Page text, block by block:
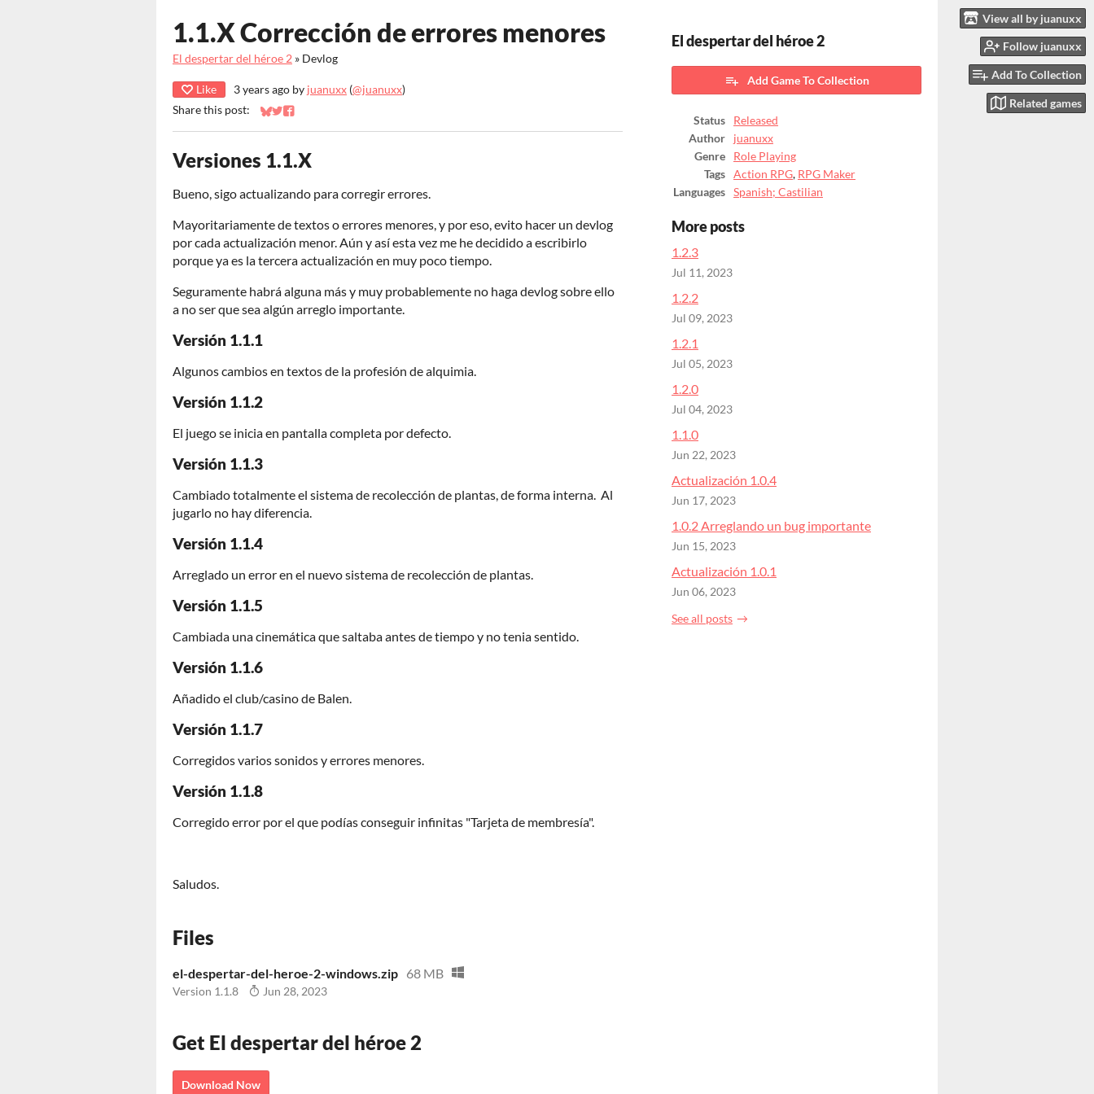
View all by juanuxx
Follow juanuxx
Add To Collection
Related games
1.1.X Corrección de errores menores
El despertar del héroe 2 » Devlog
Like 3 years ago by juanuxx (@juanuxx)
Share this post:
Share on Bluesky
Share on Twitter
Share on Facebook
Versiones 1.1.X
Bueno, sigo actualizando para corregir errores.
Mayoritariamente de textos o errores menores, y por eso, evito hacer un devlog
por cada actualización menor. Aún y así esta vez me he decidido a escribirlo
porque ya es la tercera actualización en muy poco tiempo.
Seguramente habrá alguna más y muy probablemente no haga devlog sobre ello
a no ser que sea algún arreglo importante.
Versión 1.1.1
Algunos cambios en textos de la profesión de alquimia.
Versión 1.1.2
El juego se inicia en pantalla completa por defecto.
Versión 1.1.3
Cambiado totalmente el sistema de recolección de plantas, de forma interna. Al
jugarlo no hay diferencia.
Versión 1.1.4
Arreglado un error en el nuevo sistema de recolección de plantas.
Versión 1.1.5
Cambiada una cinemática que saltaba antes de tiempo y no tenia sentido.
Versión 1.1.6
Añadido el club/casino de Balen.
Versión 1.1.7
Corregidos varios sonidos y errores menores.
Versión 1.1.8
Corregido error por el que podías conseguir infinitas "Tarjeta de membresía".
Saludos.
Files
el-despertar-del-heroe-2-windows.zip 68 MB
Version 1.1.8 Jun 28, 2023
Get El despertar del héroe 2
Download Now
El despertar del héroe 2
Add Game To Collection
Status
Released
Author
juanuxx
Genre
Role Playing
Tags
Action RPG, RPG Maker
Languages
Spanish; Castilian
More posts
1.2.3
Jul 11, 2023
1.2.2
Jul 09, 2023
1.2.1
Jul 05, 2023
1.2.0
Jul 04, 2023
1.1.0
Jun 22, 2023
Actualización 1.0.4
Jun 17, 2023
1.0.2 Arreglando un bug importante
Jun 15, 2023
Actualización 1.0.1
Jun 06, 2023
See all posts